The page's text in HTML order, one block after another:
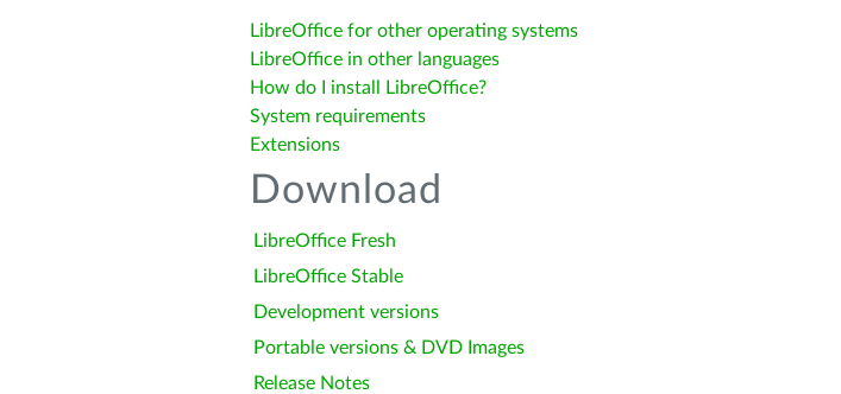
LibreOffice for other operating systems
LibreOffice in other languages
How do I install LibreOffice?
System requirements
Extensions
Download
LibreOffice Fresh
LibreOffice Stable
Development versions
Portable versions & DVD Images
Release Notes